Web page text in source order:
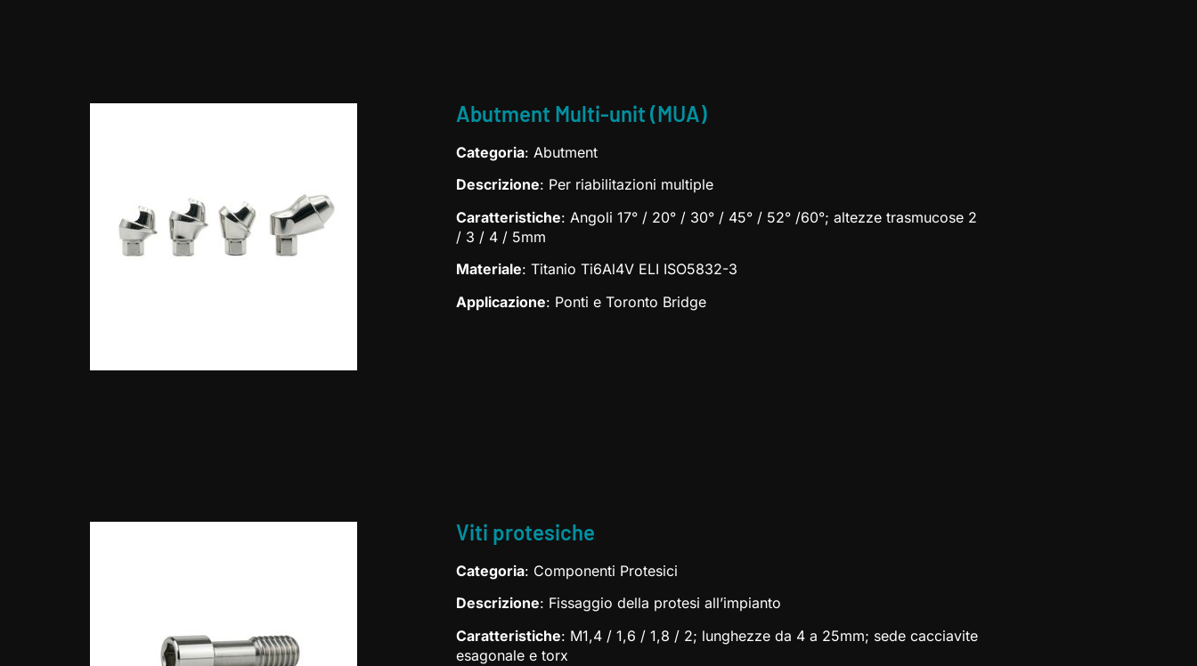
Abutment Multi-unit (MUA)
Categoria: Abutment
Descrizione: Per riabilitazioni multiple
Caratteristiche: Angoli 17° / 20° / 30° / 45° / 52° /60°; altezze trasmucose 2
/ 3 / 4 / 5mm
Materiale: Titanio Ti6Al4V ELI ISO5832-3
Applicazione: Ponti e Toronto Bridge
Viti protesiche
Categoria: Componenti Protesici
Descrizione: Fissaggio della protesi all’impianto
Caratteristiche: M1,4 / 1,6 / 1,8 / 2; lunghezze da 4 a 25mm; sede cacciavite
esagonale e torx